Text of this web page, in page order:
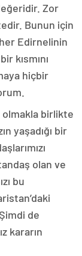
Zor
Bunun için
Edirnelinin
kısmını
hiçbir
birlikte
yaşadığı bir
olan ve
bu
de
kararın